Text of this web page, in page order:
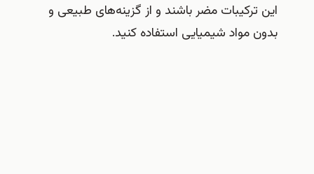
این ترکیبات مضر باشند و از گزینه‌های طبیعی و
بدون مواد شیمیایی استفاده کنید.